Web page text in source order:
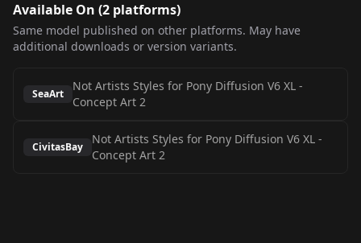
Available On (2 platforms)
Same model published on other platforms. May have
additional downloads or version variants.
SeaArt
Not Artists Styles for Pony Diffusion V6 XL -
Concept Art 2
CivitasBay
Not Artists Styles for Pony Diffusion V6 XL -
Concept Art 2